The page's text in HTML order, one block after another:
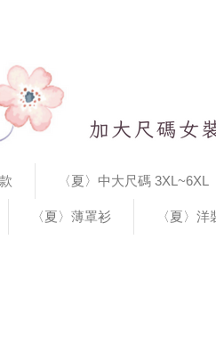
〈夏〉中大尺碼 3XL~6XL
〈夏〉薄罩衫 〈夏〉